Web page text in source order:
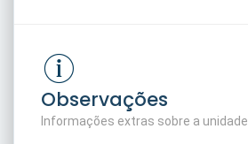
Observações
Informações extras sobre a unidade.